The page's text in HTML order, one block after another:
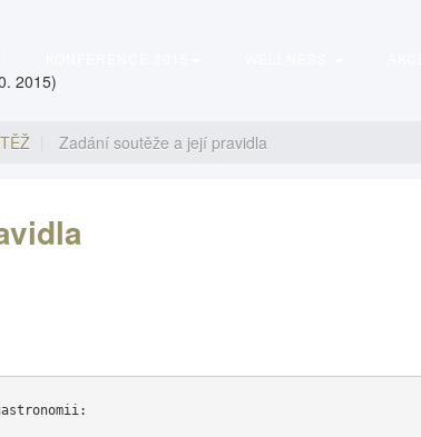
2015)
Zadání soutěže a její pravidla